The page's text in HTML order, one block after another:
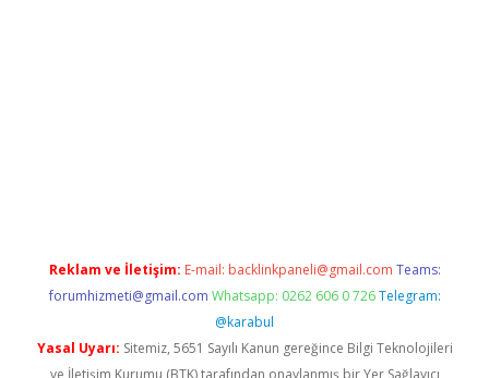
Reklam ve İletişim: E-mail: backlinkpaneli@gmail.com Teams:
forumhizmeti@gmail.com Whatsapp: 0262 606 0 726 Telegram:
@karabul
Yasal Uyarı: Sitemiz, 5651 Sayılı Kanun gereğince Bilgi Teknolojileri
ve İletişim Kurumu (BTK) tarafından onaylanmış bir Yer Sağlayıcı